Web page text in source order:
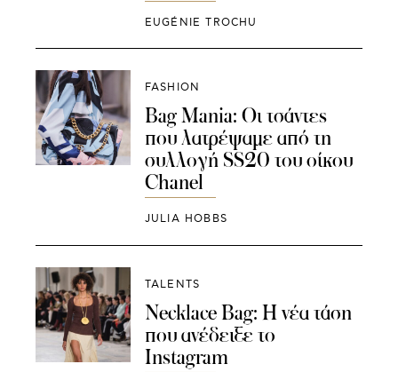
EUGÉNIE TROCHU
FASHION
Bag Mania: Οι τσάντες
που λατρέψαμε από τη
συλλογή SS20 του οίκου
Chanel
JULIA HOBBS
TALENTS
Necklace Bag: Η νέα τάση
που ανέδειξε το
Instagram